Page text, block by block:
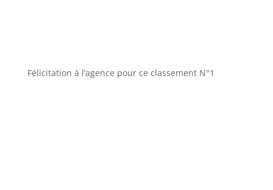
Félicitation à l’agence pour ce classement N°1